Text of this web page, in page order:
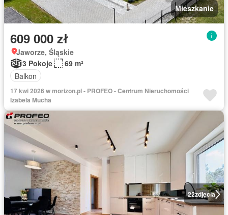
Mieszkanie
609 000 zł
Jaworze, Śląskie
3 Pokoje
69 m²
Balkon
17 kwi 2026 w morizon.pl - PROFEO - Centrum Nieruchomości
Izabela Mucha
22zdjęcia